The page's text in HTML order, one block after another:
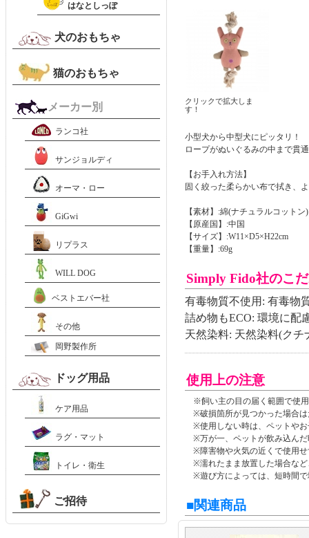
クリックで拡大しま
す！
小型犬から中型犬にピッタリ！
ロープがぬいぐるみの中まで貫
【お手入れ方法】
固く絞った柔らかい布で拭き、
【素材】:綿(ナチュラルコットン)
【原産国】:中国
【サイズ】:W11×D5×H22cm
【重量】:69g
Simply Fido社のこ
有毒物質不使用: 有毒物
詰め物もECO: 環境に配
天然染料: 天然染料(ク
使用上の注意
※飼い主の目の届く範囲で使用
※破損箇所が見つかった場合は
※使用しない時は、ペットやお
※万が一、ペットが飲み込んだ
※障害物や火気の近くで使用せ
※濡れたまま放置した場合など
※遊び方によっては、短時間で
■関連商品
はなとしっぽ
犬のおもちゃ
猫のおもちゃ
メーカー別
ランコ社
サンジョルディ
オーマ・ロー
GiGwi
リプラス
WILL DOG
ベストエバー社
その他
岡野製作所
ドッグ用品
ケア用品
ラグ・マット
トイレ・衛生
ご招待